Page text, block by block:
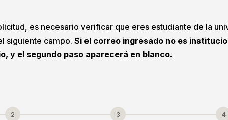
es necesario verificar que eres estudiante de la
siguiente campo. Si el correo ingresado no es
y el segundo paso aparecerá en blanco.
2
3
4